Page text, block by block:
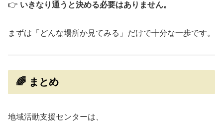
👉 いきなり通うと決める必要はありません。
まずは「どんな場所か見てみる」だけで十分な一歩です。
🌈 まとめ
地域活動支援センターは、